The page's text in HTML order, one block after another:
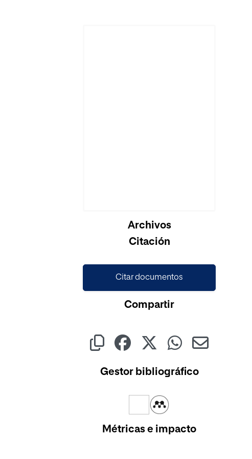
Archivos
Citación
Citar documentos
Compartir
Gestor bibliográfico
Métricas e impacto